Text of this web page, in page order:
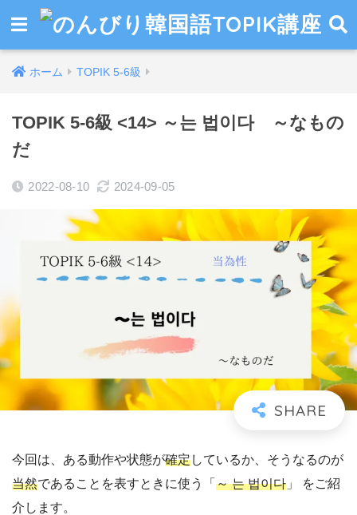
ホーム TOPIK 5-6級
TOPIK 5-6級 <14> ～는 법이다 ～なもの
だ
2022-08-10 2024-09-05
今回は、ある動作や状態が確定しているか、そうなるのが
当然であることを表すときに使う「 ～ 는 법이다 」 をご紹
介します。